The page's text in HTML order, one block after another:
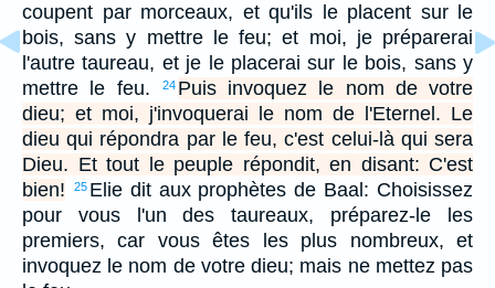
coupent par morceaux, et qu'ils le placent sur le
bois, sans y mettre le feu; et moi, je préparerai
l'autre taureau, et je le placerai sur le bois, sans y
mettre le feu.
24 Puis invoquez le nom de votre
dieu; et moi, j'invoquerai le nom de l'Eternel. Le
dieu qui répondra par le feu, c'est celui-là qui sera
Dieu. Et tout le peuple répondit, en disant: C'est
bien!
25 Elie dit aux prophètes de Baal: Choisissez
pour vous l'un des taureaux, préparez-le les
premiers, car vous êtes les plus nombreux, et
invoquez le nom de votre dieu; mais ne mettez pas